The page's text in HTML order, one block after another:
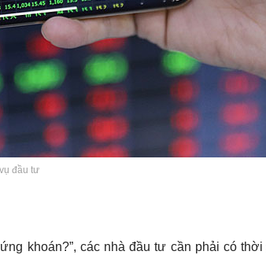
đầu tư
khoán?”, các nhà đầu tư cần phải có